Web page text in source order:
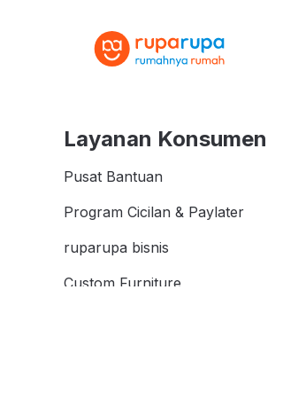
Layanan Konsumen
Pusat Bantuan
Program Cicilan & Paylater
ruparupa bisnis
Custom Furniture